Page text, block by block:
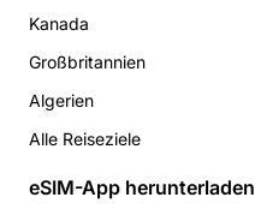
Kanada
Großbritannien
Algerien
Alle Reiseziele
eSIM-App herunterladen